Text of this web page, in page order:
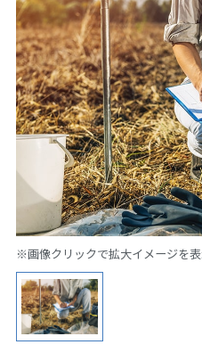
※画像クリックで拡大イメージを